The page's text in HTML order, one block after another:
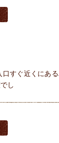
口すぐ近くにあ
し